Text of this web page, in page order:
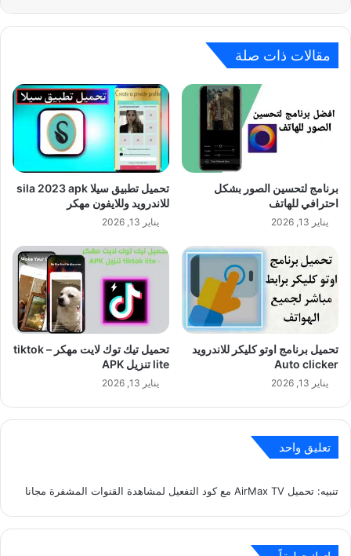
مقالات ذات صلة
برنامج لتحسين الصور بشكل
احترافي للهاتف
يناير 13, 2026
تحميل تطبيق سيلا sila 2023 apk
للاندرويد وللايفون مهكر
يناير 13, 2026
تحميل برنامج اوتو كليكر للاندرويد
Auto clicker
يناير 13, 2026
تحميل تيك توك لايت مهكر – tiktok
lite تنزيل APK
يناير 13, 2026
تعليق واحد
تنبيه: تحميل AirMax TV مع كود التفعيل لمشاهدة القنوات المشفرة مجانا